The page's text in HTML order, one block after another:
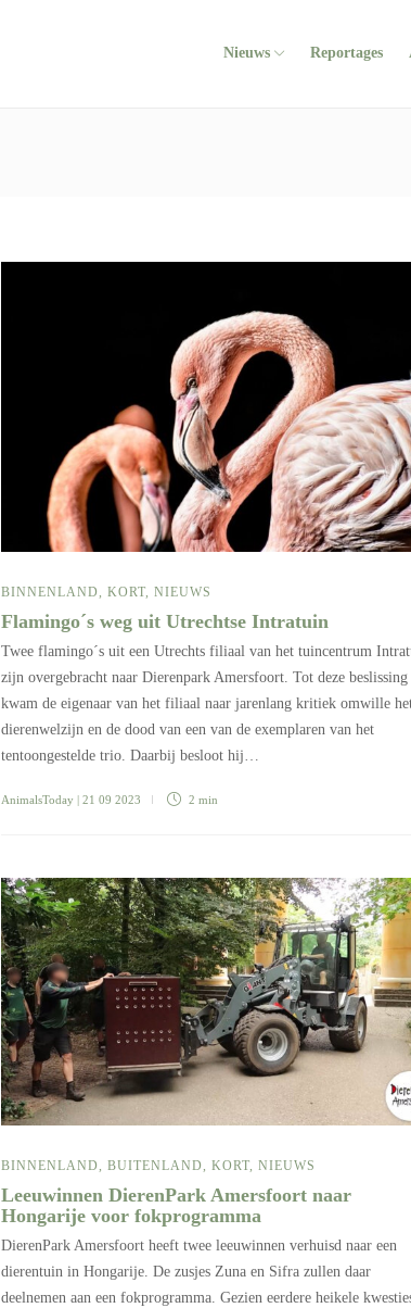
Nieuws Reportages
BINNENLAND, KORT, NIEUWS
Flamingo´s weg uit Utrechtse Intratuin
Twee flamingo´s uit een Utrechts filiaal van het tuincentrum
zijn overgebracht naar Dierenpark Amersfoort. Tot deze beslissing
kwam de eigenaar van het filiaal naar jarenlang kritiek omwille
dierenwelzijn en de dood van een van de exemplaren van het
tentoongestelde trio. Daarbij besloot hij…
AnimalsToday | 21 09 2023 2 min
BINNENLAND BUITENLAND KORT NIEUWS
Leeuwinnen DierenPark Amersfoort naar
Hongarije voor fokprogramma
DierenPark Amersfoort heeft twee leeuwinnen verhuisd naar een
dierentuin in Hongarije. De zusjes Zuna en Sifra zullen daar
deelnemen aan een fokprogramma. Gezien eerdere heikele